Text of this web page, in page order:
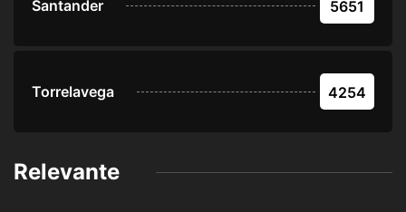
Santander 5651
Torrelavega 4254
Relevante